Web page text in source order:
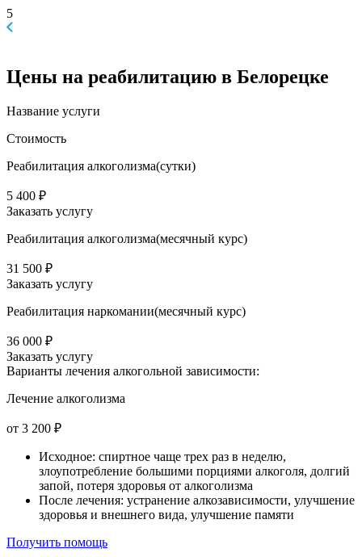
5
Цены на реабилитацию в Белорецке
Название услуги
Стоимость
Реабилитация алкоголизма(cутки)
5 400 ₽
Заказать услугу
Реабилитация алкоголизма(месячный курс)
31 500 ₽
Заказать услугу
Реабилитация наркомании(месячный курс)
36 000 ₽
Заказать услугу
Варианты лечения алкогольной зависимости:
Лечение алкоголизма
от 3 200 ₽
Исходное: спиртное чаще трех раз в неделю,
злоупотребление большими порциями алкоголя, долгий
запой, потеря здоровья от алкоголизма
После лечения: устранение алкозависимости, улучшение
здоровья и внешнего вида, улучшение памяти
Получить помощь